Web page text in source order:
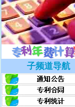
子频道导航